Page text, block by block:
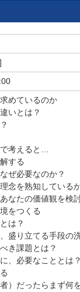
めているのか
いとは？
考えると…
する
ぜ必要なのか？
念を熟知している
なたの価値観を検
をつくる
は？
盛り立てる手段の
き課題とは？
、必要なこととは
）だったらまず何